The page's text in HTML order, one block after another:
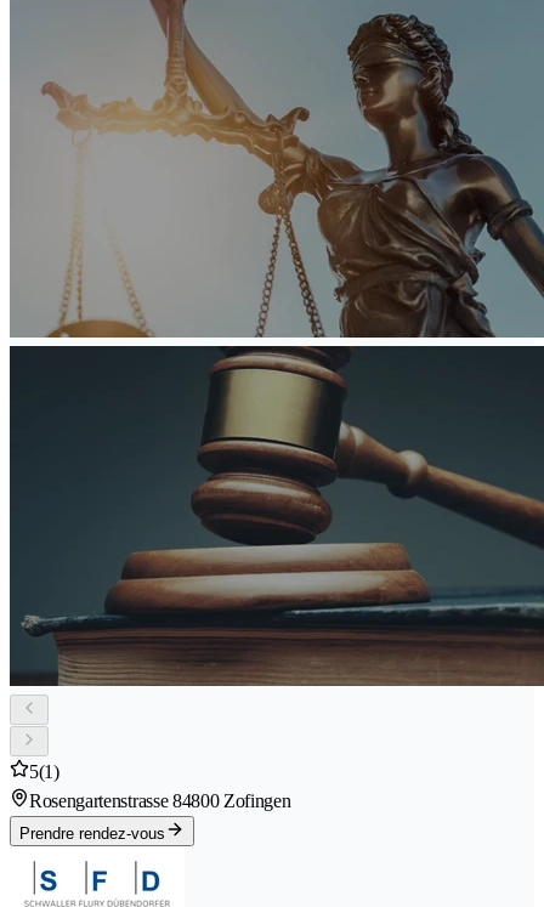
5(1)
Rosengartenstrasse 84800 Zofingen
Prendre rendez-vous